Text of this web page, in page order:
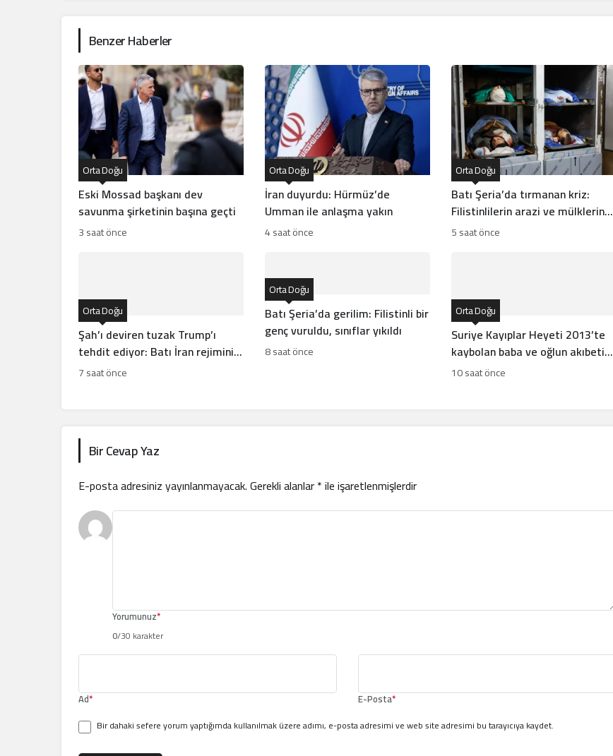
Benzer Haberler
Eski Mossad başkanı dev
savunma şirketinin başına geçti
Orta Doğu
3 saat önce
İran duyurdu: Hürmüz’de
Umman ile anlaşma yakın
Orta Doğu
4 saat önce
Batı Şeria’da tırmanan kriz:
Filistinlilerin arazi ve mülklerine
baskı artıyor
Orta Doğu
5 saat önce
Şah’ı deviren tuzak Trump’ı
tehdit ediyor: Batı İran rejiminin
direncini neden yanlış anlıyor
Orta Doğu
7 saat önce
Batı Şeria’da gerilim: Filistinli bir
genç vuruldu, sınıflar yıkıldı
Orta Doğu
8 saat önce
Suriye Kayıplar Heyeti 2013’te
kaybolan baba ve oğlun akıbetini
açıkladı
Orta Doğu
10 saat önce
Bir Cevap Yaz
E-posta adresiniz yayınlanmayacak.Gerekli alanlar*ile işaretlenmişlerdir
Yorumunuz*
0/30 karakter
Ad* E-Posta*
Bir dahaki sefere yorum yaptığımda kullanılmak üzere adımı, e-posta adresimi ve web site adresimi bu tarayıcıya kaydet.